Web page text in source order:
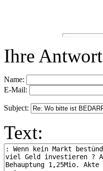
Ihre Antwort
Name:
E-Mail:
Subject:
Text: